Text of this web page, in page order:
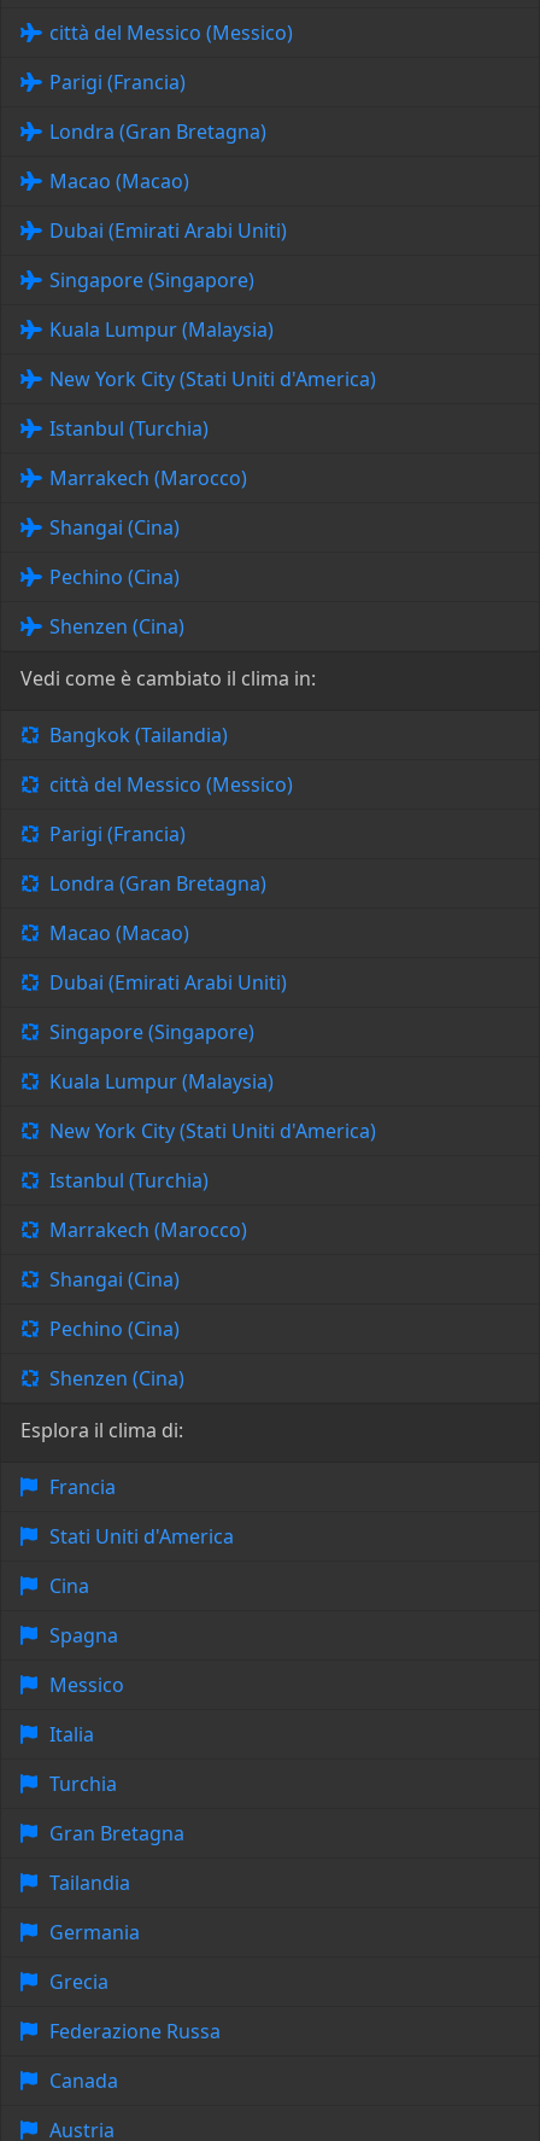
città del Messico (Messico)
Parigi (Francia)
Londra (Gran Bretagna)
Macao (Macao)
Dubai (Emirati Arabi Uniti)
Singapore (Singapore)
Kuala Lumpur (Malaysia)
New York City (Stati Uniti d'America)
Istanbul (Turchia)
Marrakech (Marocco)
Shangai (Cina)
Pechino (Cina)
Shenzen (Cina)
Vedi come è cambiato il clima in:
Bangkok (Tailandia)
città del Messico (Messico)
Parigi (Francia)
Londra (Gran Bretagna)
Macao (Macao)
Dubai (Emirati Arabi Uniti)
Singapore (Singapore)
Kuala Lumpur (Malaysia)
New York City (Stati Uniti d'America)
Istanbul (Turchia)
Marrakech (Marocco)
Shangai (Cina)
Pechino (Cina)
Shenzen (Cina)
Esplora il clima di:
Francia
Stati Uniti d'America
Cina
Spagna
Messico
Italia
Turchia
Gran Bretagna
Tailandia
Germania
Grecia
Federazione Russa
Canada
Austria